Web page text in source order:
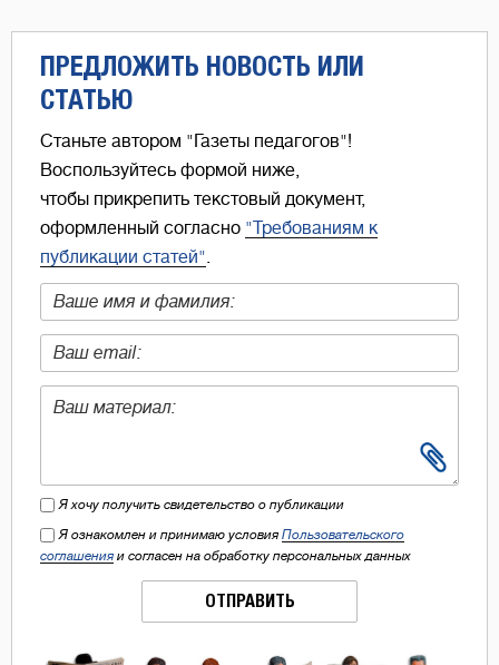
ПРЕДЛОЖИТЬ НОВОСТЬ ИЛИ
СТАТЬЮ
Станьте автором "Газеты педагогов"!
Воспользуйтесь формой ниже,
чтобы прикрепить текстовый документ,
оформленный согласно "Требованиям к
публикации статей"
Я хочу получить свидетельство о публикации
Я ознакомлен и принимаю условия Пользовательского
соглашения и согласен на обработку персональных данных
ОТПРАВИТЬ